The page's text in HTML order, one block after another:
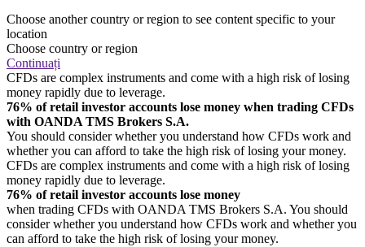
Choose another country or region to see content specific to your
location
Choose country or region
Continuați
CFDs are complex instruments and come with a high risk of losing
money rapidly due to leverage.
76% of retail investor accounts lose money when trading CFDs
with OANDA TMS Brokers S.A.
You should consider whether you understand how CFDs work and
whether you can afford to take the high risk of losing your money.
CFDs are complex instruments and come with a high risk of losing
money rapidly due to leverage.
76% of retail investor accounts lose money
when trading CFDs with OANDA TMS Brokers S.A. You should
consider whether you understand how CFDs work and whether you
can afford to take the high risk of losing your money.